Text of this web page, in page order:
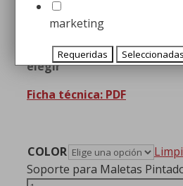
66,99€
Soporte de maletas
elegir
Ficha técnica: PDF
COLOR
Soporte para Maletas
marketing
Requeridas Seleccionadas